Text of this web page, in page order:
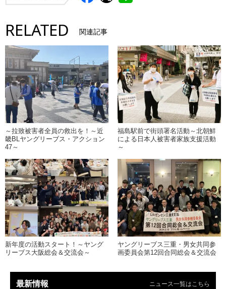
RELATED 関連記事
～拉致被害者全員の救出を！～近
畿BLヤングリーブス・アクション
47～
福島駅前で街頭署名活動～北朝鮮
による日本人被害者家族支援活動
～
新年度の活動スタート！～ヤング
リーブス大阪総会＆交流会～
ヤングリーブス三重・男女共同参
画委員会第12回合同総会＆交流会
最新情報 ニュース一覧はこちら